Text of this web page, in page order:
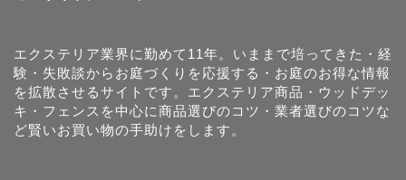
エクステリア業界に勤めて11年。いままで培ってきた・経
験・失敗談からお庭づくりを応援する・お庭のお得な情報
を拡散させるサイトです。エクステリア商品・ウッドデッ
キ・フェンスを中心に商品選びのコツ・業者選びのコツな
ど賢いお買い物の手助けをします。